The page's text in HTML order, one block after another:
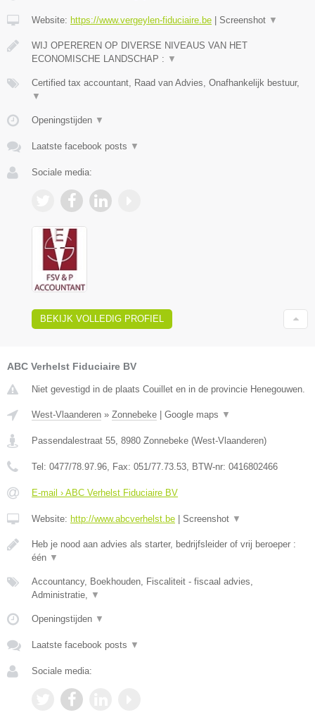
Website: https://www.vergeylen-fiduciaire.be Screenshot ▼
WIJ OPEREREN OP DIVERSE NIVEAUS VAN HET
ECONOMISCHE LANDSCHAP : ▼
Certified tax accountant, Raad van Advies, Onafhankelijk bestuur,
▼
Openingstijden ▼
Laatste facebook posts ▼
Sociale media:
BEKIJK VOLLEDIG PROFIEL
ABC Verhelst Fiduciaire BV
Niet gevestigd in de plaats Couillet en in de provincie Henegouwen.
West-Vlaanderen » Zonnebeke Google maps ▼
Passendalestraat 55, 8980 Zonnebeke (West-Vlaanderen)
Tel: 0477/78.97.96, Fax: 051/77.73.53, BTW-nr: 0416802466
E-mail › ABC Verhelst Fiduciaire BV
Website: http://www.abcverhelst.be Screenshot ▼
Heb je nood aan advies als starter, bedrijfsleider of vrij beroeper :
één ▼
Accountancy, Boekhouden, Fiscaliteit - fiscaal advies,
Administratie, ▼
Openingstijden ▼
Laatste facebook posts ▼
Sociale media: